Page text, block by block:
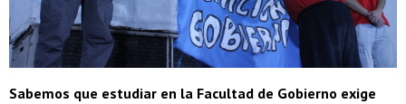
Sabemos que estudiar en la Facultad de Gobierno exige